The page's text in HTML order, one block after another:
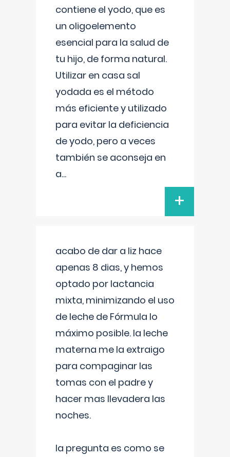
contiene el yodo, que es
un oligoelemento
esencial para la salud de
tu hijo, de forma natural.
Utilizar en casa sal
yodada es el método
más eficiente y utilizado
para evitar la deficiencia
de yodo, pero a veces
también se aconseja en
a...
+
acabo de dar a liz hace
apenas 8 dias, y hemos
optado por lactancia
mixta, minimizando el uso
de leche de Fórmula lo
máximo posible. la leche
materna me la extraigo
para compaginar las
tomas con el padre y
hacer mas llevadera las
noches.
la pregunta es como se